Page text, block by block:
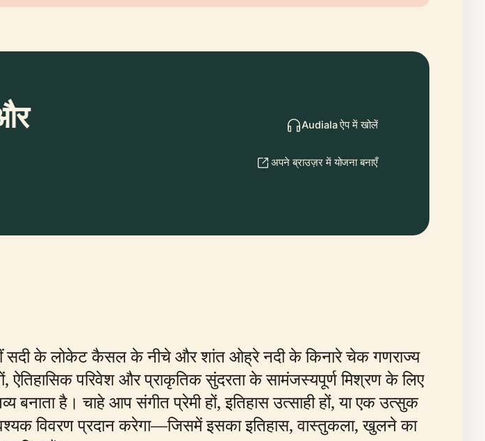
Audiala ऐप में खोलें
अपने ब्राउज़र में योजना बनाएँ
सदी के लोकेट कैसल के नीचे और शांत ओह्रे नदी के किनारे चेक गणराज्य
परिवेश और प्राकृतिक सुंदरता के सामंजस्यपूर्ण मिश्रण के लिए
बनाता है। चाहे आप संगीत प्रेमी हों, इतिहास उत्साही हों, या एक उत्सुक
विवरण प्रदान करेगा—जिसमें इसका इतिहास, वास्तुकला, खुलने का